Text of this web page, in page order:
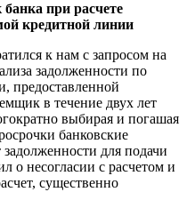
при расчете
кредитной линии
к нам с запросом на
задолженности по
предоставленной
в течение двух лет
выбирая и погашая
банковские
для подачи
о несогласии с расчетом и
существенно